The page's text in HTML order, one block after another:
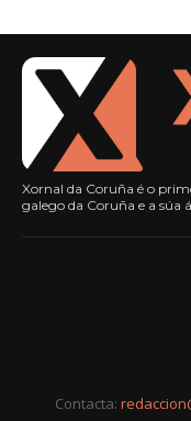
Xornal da Coruña é o
galego da Coruña e a súa
Contacta: